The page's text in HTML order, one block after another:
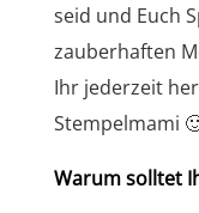
seid und Euch
zauberhaften
Ihr jederzeit
Stempelmami
Warum solltet